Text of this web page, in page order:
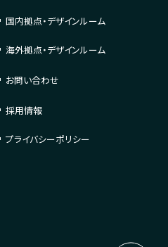
国内拠点・デザインルーム
海外拠点・デザインルーム
お問い合わせ
採用情報
プライバシーポリシー